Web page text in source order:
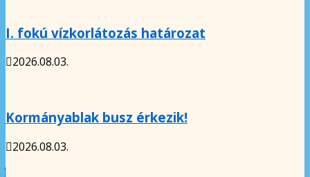
I. fokú vízkorlátozás határozat
2026.08.03.
Kormányablak busz érkezik!
2026.08.03.